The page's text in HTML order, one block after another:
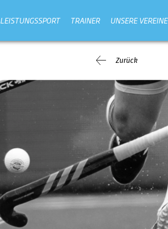
LEISTUNGSSPORT TRAINER UNSERE VEREINE
Zurück